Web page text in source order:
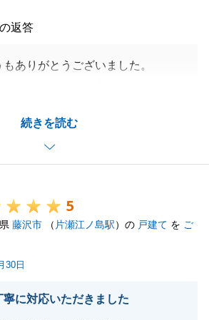
続きを読む
返答
ありがとうございました。
ありませんでした。
ろしくお願い致します。
閉じる 5
藤沢市 （ 片瀬江ノ島駅）の 戸建て を ご
30日
に対応いただきました